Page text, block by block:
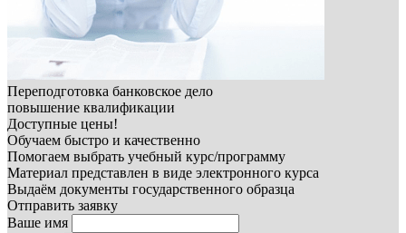
Переподготовка банковское дело
повышение квалификации
Доступные цены!
Обучаем быстро и качественно
Помогаем выбрать учебный курс/программу
Материал представлен в виде электронного курса
Выдаём документы государственного образца
Отправить заявку
Ваше имя